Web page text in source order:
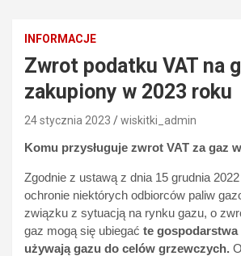
INFORMACJE
Zwrot podatku VAT na
zakupiony w 2023 roku
24 stycznia 2023 wiskitki_admin
Komu przysługuje zwrot VAT za gaz
Zgodnie z ustawą z dnia 15 grudnia
ochronie niektórych odbiorców paliw
związku z sytuacją na rynku gazu, o
gaz mogą się ubiegać te
używają gazu do celów grzewczych.